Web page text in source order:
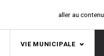
aller au contenu
VIE MUNICIPALE